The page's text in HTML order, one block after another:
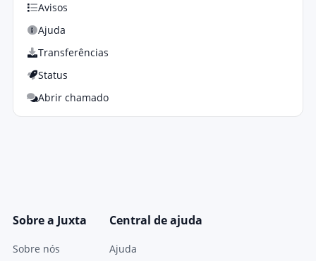
Avisos
Ajuda
Transferências
Status
Abrir chamado
Sobre a Juxta
Sobre nós
Central de ajuda
Ajuda